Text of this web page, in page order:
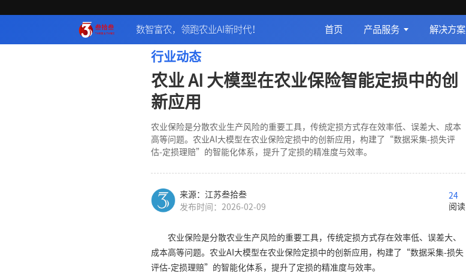
数智富农，领跑农业AI新时代！ 首页 产品服务 解决方案
行业动态
农业 AI 大模型在农业保险智能定损中的创
新应用
农业保险是分散农业生产风险的重要工具，传统定损方式存在效率低、误差大、成本
高等问题。农业AI大模型在农业保险定损中的创新应用，构建了“数据采集-损失评
估-定损理赔”的智能化体系，提升了定损的精准度与效率。
来源：江苏叁拾叁
发布时间：2026-02-09
24
阅读
农业保险是分散农业生产风险的重要工具，传统定损方式存在效率低、误差大、
成本高等问题。农业AI大模型在农业保险定损中的创新应用，构建了“数据采集-损失
评估-定损理赔”的智能化体系，提升了定损的精准度与效率。